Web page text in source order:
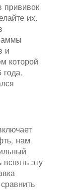
прививок
их.
и
которой
нам
эту